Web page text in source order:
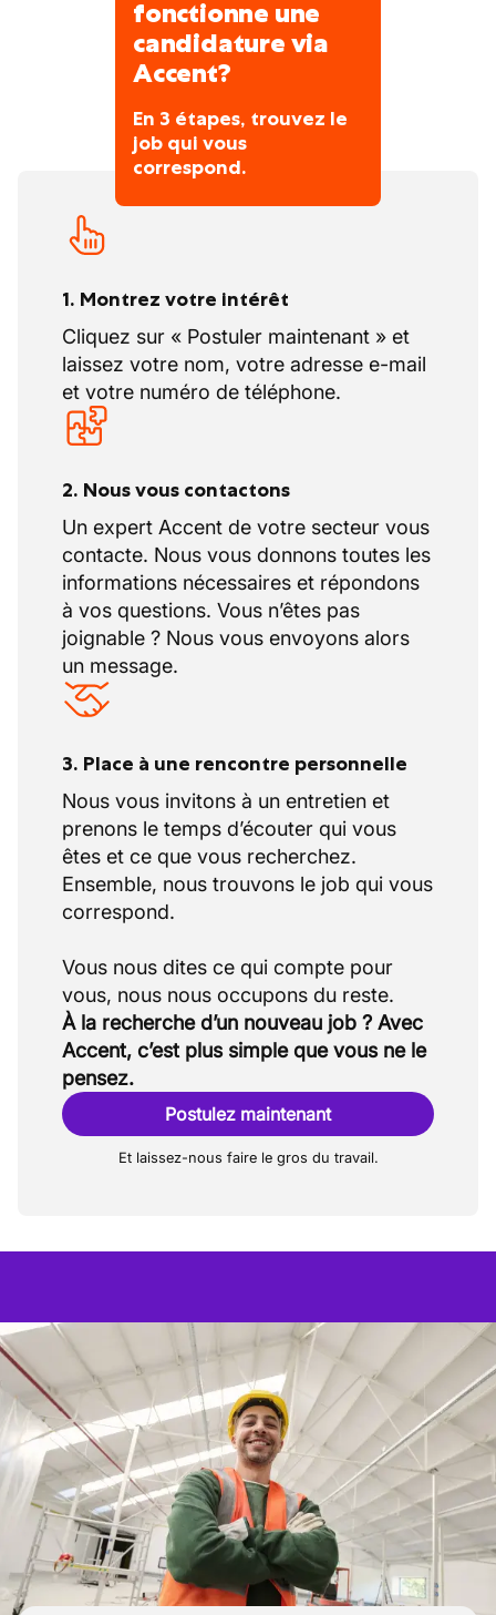
fonctionne une
candidature via
Accent?
En 3 étapes, trouvez le
job qui vous
correspond.
1. Montrez votre intérêt
Cliquez sur « Postuler maintenant » et
laissez votre nom, votre adresse e-mail
et votre numéro de téléphone.
2. Nous vous contactons
Un expert Accent de votre secteur vous
contacte. Nous vous donnons toutes les
informations nécessaires et répondons
à vos questions. Vous n’êtes pas
joignable ? Nous vous envoyons alors
un message.
3. Place à une rencontre personnelle
Nous vous invitons à un entretien et
prenons le temps d’écouter qui vous
êtes et ce que vous recherchez.
Ensemble, nous trouvons le job qui vous
correspond.
Vous nous dites ce qui compte pour
À la recherche d’un nouveau job ? Avec
Accent, c’est plus simple que vous ne le
pensez.
Postulez maintenant
Et laissez-nous faire le gros du travail.